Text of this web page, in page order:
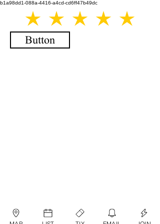
b1a98dd1-088a-4416-a4cd-cd6ff47b49dc
Button